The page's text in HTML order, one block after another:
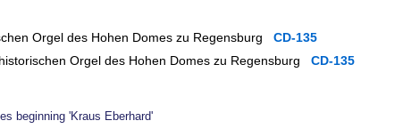
Orgel des Hohen Domes zu Regensburg CD-135
Orgel des Hohen Domes zu Regensburg CD-135
beginning 'Kraus Eberhard'